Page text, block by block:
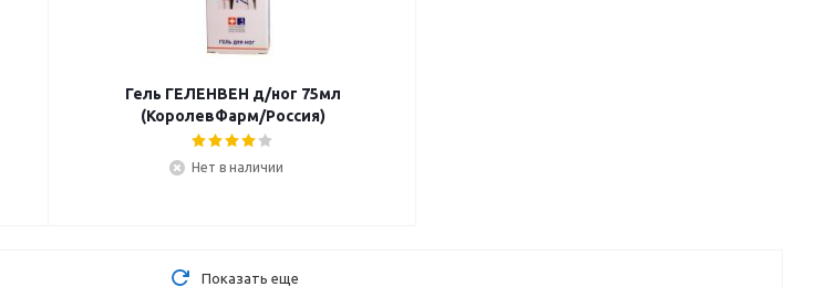
Гель ГЕЛЕНВЕН д/ног 75мл
(КоролевФарм/Россия)
Нет в наличии
Показать еще